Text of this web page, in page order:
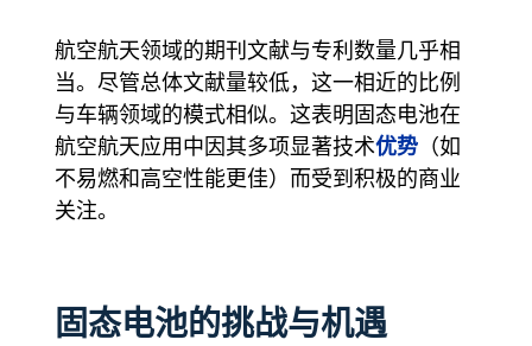
航空航天领域的期刊文献与专利数量几乎相
当。尽管总体文献量较低，这一相近的比例
与车辆领域的模式相似。这表明固态电池在
航空航天应用中因其多项显著技术优势 （如
不易燃和高空性能更佳）而受到积极的商业
关注。
固态电池的挑战与机遇